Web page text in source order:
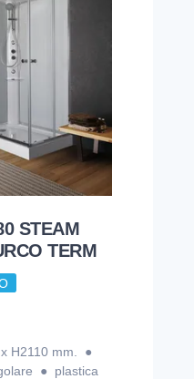
STEAM
TERM
H2110 mm. ●
● plastica